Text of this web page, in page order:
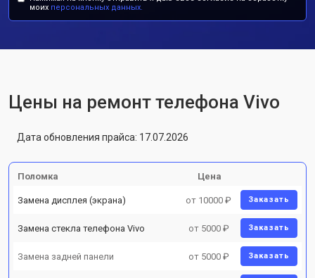
моих персональных данных.
Цены на ремонт телефона Vivo
Дата обновления прайса: 17.07.2026
Поломка Цена
Замена дисплея (экрана) от 10000 ₽ Заказать
Замена стекла телефона Vivo от 5000 ₽ Заказать
Замена задней панели от 5000 ₽ Заказать